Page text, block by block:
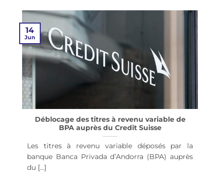
Déblocage des titres à revenu variable de
BPA auprès du Credit Suisse
Les titres à revenu variable déposés par la
banque Banca Privada d’Andorra (BPA) auprès
du [...]
14
Jun